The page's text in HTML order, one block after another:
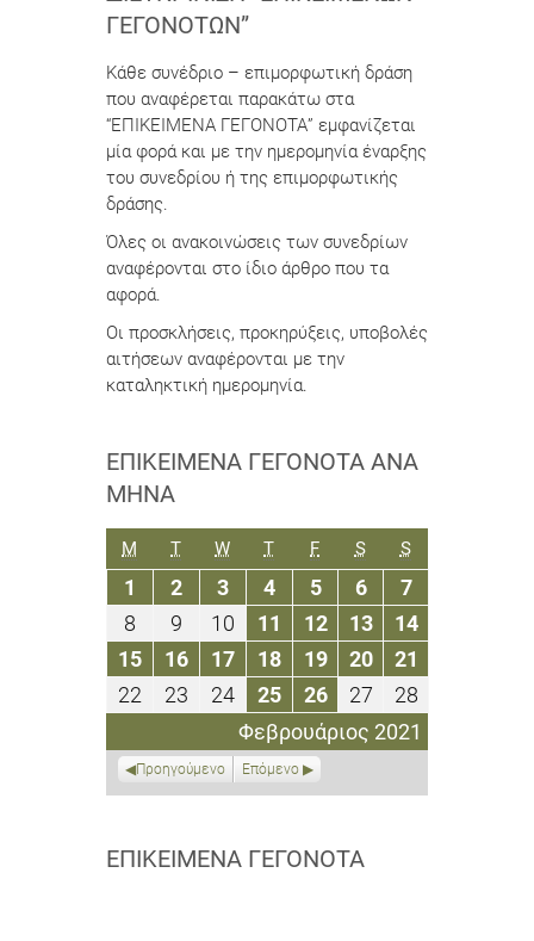
ΓΕΓΟΝΌΤΩΝ”
Κάθε συνέδριο – επιμορφωτική δράση
που αναφέρεται παρακάτω στα
“ΕΠΙΚΕΙΜΕΝΑ ΓΕΓΟΝΟΤΑ” εμφανίζεται
μία φορά και με την ημερομηνία έναρξης
του συνεδρίου ή της επιμορφωτικής
δράσης.
Όλες οι ανακοινώσεις των συνεδρίων
αναφέρονται στο ίδιο άρθρο που τα
αφορά.
Οι προσκλήσεις, προκηρύξεις, υποβολές
αιτήσεων αναφέρονται με την
καταληκτική ημερομηνία.
ΕΠΙΚΕΊΜΕΝΑ ΓΕΓΟΝΌΤΑ ΑΝΆ
ΜΉΝΑ
Φεβρουάριος 2021
M ΔΕΥΤΈΡΑ
TΤΡΊΤΗ
WΤΕΤΆΡΤΗ
TΠΈΜΠΤΗ
FΠΑΡΑΣΚΕΥΉ
SΣΆΒΒΑΤΟ
SΚΥΡΙΑΚΉ
1
Φεβρουαρίου
2021
22
Φεβρουαρίου
2021
33
Φεβρουαρίου
2021
44
Φεβρουαρίου
2021
55
Φεβρουαρίου
2021
66
Φεβρουαρίου
2021
77
2021
8
Φεβρουαρίου
2021
9
Φεβρουαρίου
2021
10
Φεβρουαρίου
2021
11
Φεβρουαρίου
2021
1212
Φεβρουαρίου
2021
1313
Φεβρουαρίου
2021
1414
2021
1515
Φεβρουαρίου
2021
1616
Φεβρουαρίου
2021
1717
Φεβρουαρίου
2021
1818
Φεβρουαρίου
2021
1919
Φεβρουαρίου
2021
2020
Φεβρουαρίου
2021
21
2021
22
Φεβρουαρίου
23
Φεβρουαρίου
2424
Φεβρουαρίου
2021
2525
Φεβρουαρίου
2021
2626
Φεβρουαρίου
2021
2727
Φεβρουαρίου
2021
2828
2021
Προηγούμενο Επόμενο
ΕΠΙΚΕΊΜΕΝΑ ΓΕΓΟΝΌΤΑ